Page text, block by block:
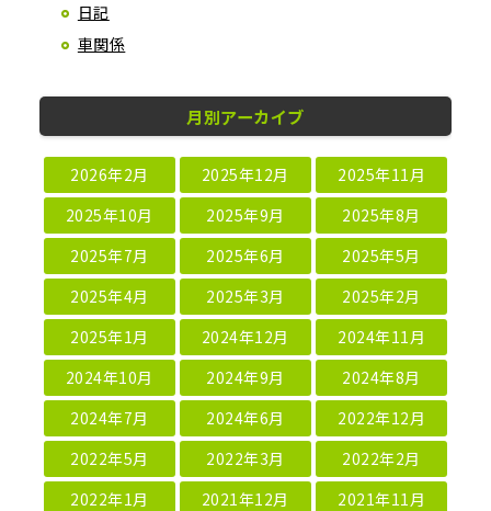
日記
車関係
月別アーカイブ
2026年2月 2025年12月
2025年11月
2025年10月
2025年9月
2025年8月
2025年7月
2025年6月
2025年5月
2025年4月
2025年3月
2025年2月
2025年1月
2024年12月
2024年11月
2024年10月
2024年9月
2024年8月
2024年7月
2024年6月
2022年12月
2022年5月
2022年3月
2022年2月
2022年1月
2021年12月
2021年11月